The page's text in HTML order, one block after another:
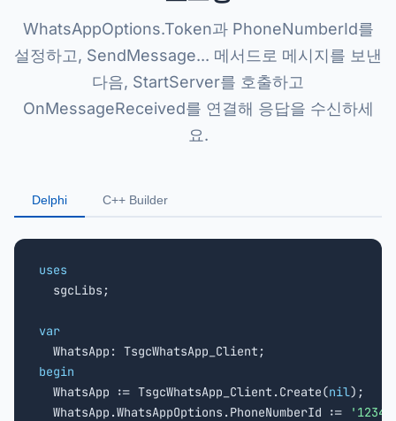
WhatsAppOptions.Token과 PhoneNumberId를
설정하고, SendMessage... 메서드로 메시지를 보낸
다음, StartServer를 호출하고
OnMessageReceived를 연결해 응답을 수신하세
요.
Delphi C++ Builder
uses
sgcLibs;
var
begin
WhatsApp := TsgcWhatsApp_Client.Create(nil);
  WhatsApp.WhatsAppOptions.PhoneNumberId :=